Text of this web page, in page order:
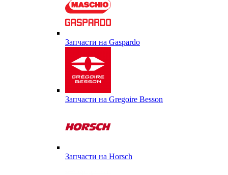
Запчасти на Gaspardo
Запчасти на Gregoire Besson
Запчасти на Horsch